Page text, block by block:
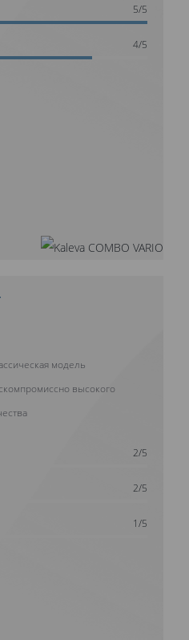
5/5
4/5
модель
высокого
2/5
2/5
1/5